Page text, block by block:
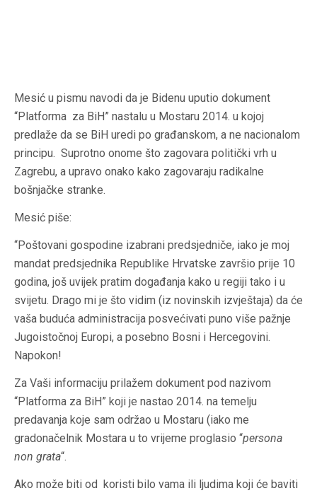
Mesić u pismu navodi da je Bidenu uputio dokument
“Platforma za BiH” nastalu u Mostaru 2014. u kojoj
predlaže da se BiH uredi po građanskom, a ne nacionalom
principu. Suprotno onome što zagovara politički vrh u
Zagrebu, a upravo onako kako zagovaraju radikalne
bošnjačke stranke.
Mesić piše:
“Poštovani gospodine izabrani predsjedniče, iako je moj
mandat predsjednika Republike Hrvatske završio prije 10
godina, još uvijek pratim događanja kako u regiji tako i u
svijetu. Drago mi je što vidim (iz novinskih izvještaja) da će
vaša buduća administracija posvećivati puno više pažnje
Jugoistočnoj Europi, a posebno Bosni i Hercegovini.
Napokon!
Za Vaši informaciju prilažem dokument pod nazivom
“Platforma za BiH” koji je nastao 2014. na temelju
predavanja koje sam održao u Mostaru (iako me
gradonačelnik Mostara u to vrijeme proglasio “persona
non grata“.
Ako može biti od koristi bilo vama ili ljudima koji će baviti